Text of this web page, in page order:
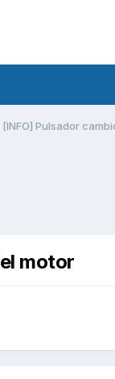
[INFO] Pulsador
motor